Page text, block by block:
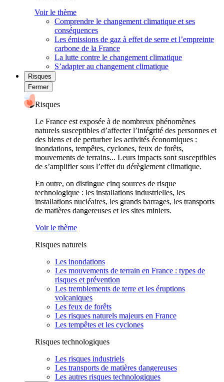
Voir le thème
Comprendre le changement climatique et ses
conséquences
Les émissions de gaz à effet de serre et l’empreinte
carbone de la France
La lutte contre le changement climatique
S’adapter au changement climatique
Risques
Fermer
Risques
Le France est exposée à de nombreux phénomènes
naturels susceptibles d’affecter l’intégrité des personnes et
des biens et de perturber les activités économiques :
inondations, tempêtes, cyclones, feux de forêts,
mouvements de terrains... Leurs impacts sont susceptibles
de s’amplifier sous l’effet du dérèglement climatique.
En outre, on distingue cinq sources de risque
technologique : les installations industrielles, les
installations nucléaires, les grands barrages, les transports
de matières dangereuses et les sites miniers.
Voir le thème
Risques naturels
Les inondations
Les mouvements de terrain en France : types de
risques et prévention
Les tremblements de terre et les éruptions
volcaniques
Les feux de forêts
Les risques naturels majeurs en France
Les tempêtes et les cyclones
Risques technologiques
Les risques industriels
Les transports de matières dangereuses
Les autres risques technologiques